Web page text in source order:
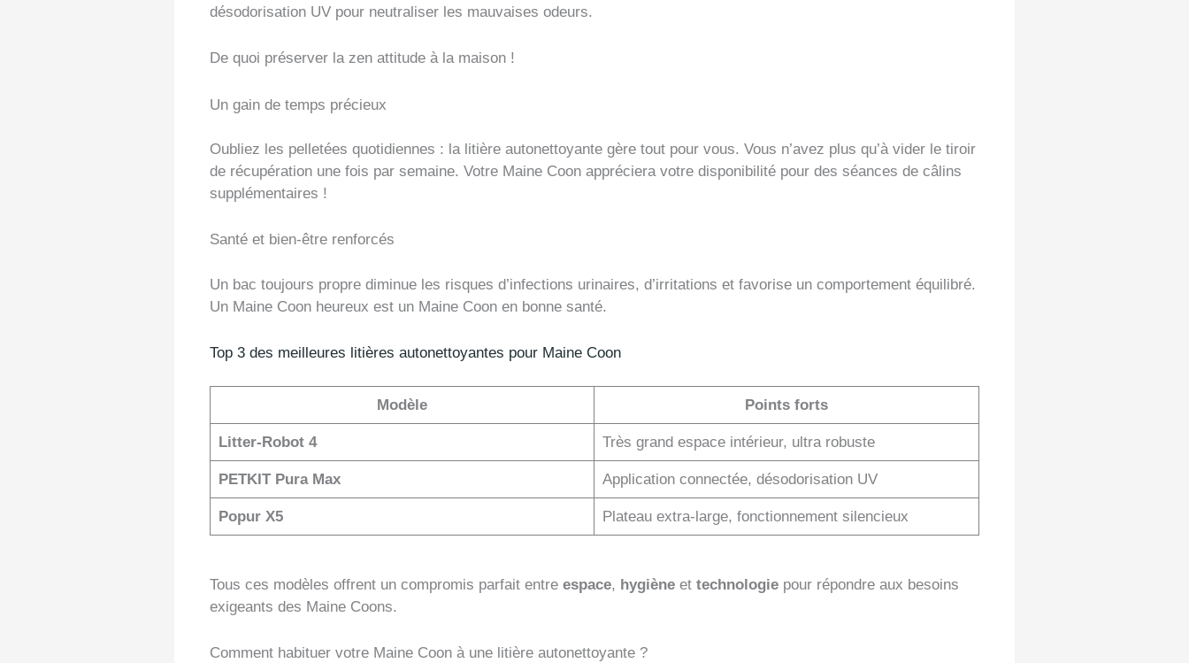
désodorisation UV pour neutraliser les mauvaises odeurs.
De quoi préserver la zen attitude à la maison !
Un gain de temps précieux
Oubliez les pelletées quotidiennes : la litière autonettoyante gère tout pour vous. Vous n’avez plus qu’à vider le tiroir
de récupération une fois par semaine. Votre Maine Coon appréciera votre disponibilité pour des séances de câlins
supplémentaires !
Santé et bien-être renforcés
Un bac toujours propre diminue les risques d’infections urinaires, d’irritations et favorise un comportement équilibré.
Un Maine Coon heureux est un Maine Coon en bonne santé.
Top 3 des meilleures litières autonettoyantes pour Maine Coon
Modèle Points forts
Litter-Robot 4 Très grand espace intérieur, ultra robuste
PETKIT Pura Max Application connectée, désodorisation UV
Popur X5 Plateau extra-large, fonctionnement silencieux
Tous ces modèles offrent un compromis parfait entre espace, hygiène et technologie pour répondre aux besoins
exigeants des Maine Coons.
Comment habituer votre Maine Coon à une litière autonettoyante ?